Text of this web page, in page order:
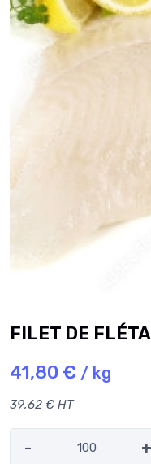
FILET DE
41,80 € / kg
39,62 € HT
- +